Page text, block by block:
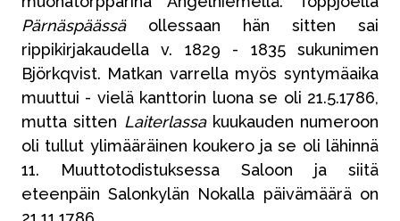
Pärnäspäässäollessaan hän sitten sai
rippikirjakaudella v. 1829 - 1835 sukunimen
Björkqvist. Matkan varrella myös syntymäaika
muuttui - vielä kanttorin luona se oli 21.5.1786,
mutta sitten Laiterlassakuukauden numeroon
oli tullut ylimääräinen koukero ja se oli lähinnä
11. Muuttotodistuksessa Saloon ja siitä
eteenpäin Salonkylän Nokalla päivämäärä on